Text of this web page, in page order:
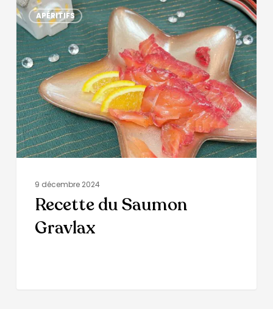
APÉRITIFS
9 décembre 2024
Recette du Saumon
Gravlax